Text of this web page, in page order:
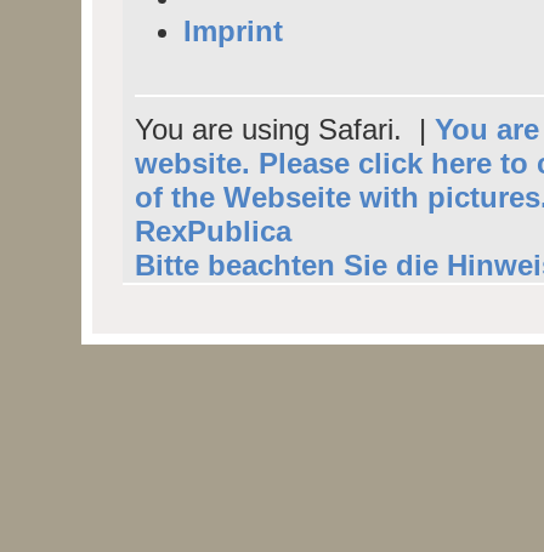
Imprint
You are using Safari. |You
website. Please click here
of the Webseite with
RexPublica
Bitte beachten Sie die